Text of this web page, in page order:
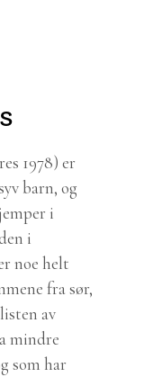
1978) er
barn, og
i
i
noe helt
fra sør,
av
mindre
som har